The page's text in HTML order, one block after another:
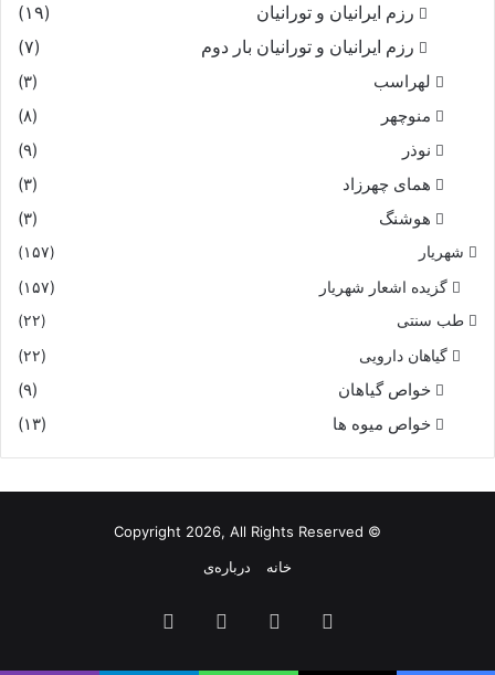
رزم ایرانیان و تورانیان
(۱۹)
رزم ایرانیان و تورانیان بار دوم
(۷)
لهراسب
(۳)
منوچهر
(۸)
نوذر
(۹)
هماى چهرزاد
(۳)
هوشنگ
(۳)
شهریار (۱۵۷)
گزیده اشعار شهریار (۱۵۷)
طب سنتی (۲۲)
گیاهان دارویی (۲۲)
خواص گیاهان
(۹)
خواص میوه ها
(۱۳)
© Copyright 2026, All Rights Reserved
خانه
درباره‌ی
یوتیوب